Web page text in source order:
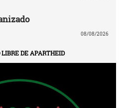
08/08/2026
LIBRE DE APARTHEID